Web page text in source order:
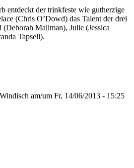
entdeckt der trinkfeste wie gutherzige
(Chris O’Dowd) das Talent der drei
Mailman), Julie (Jessica
Tapsell).
am/um Fr, 14/06/2013 - 15:25